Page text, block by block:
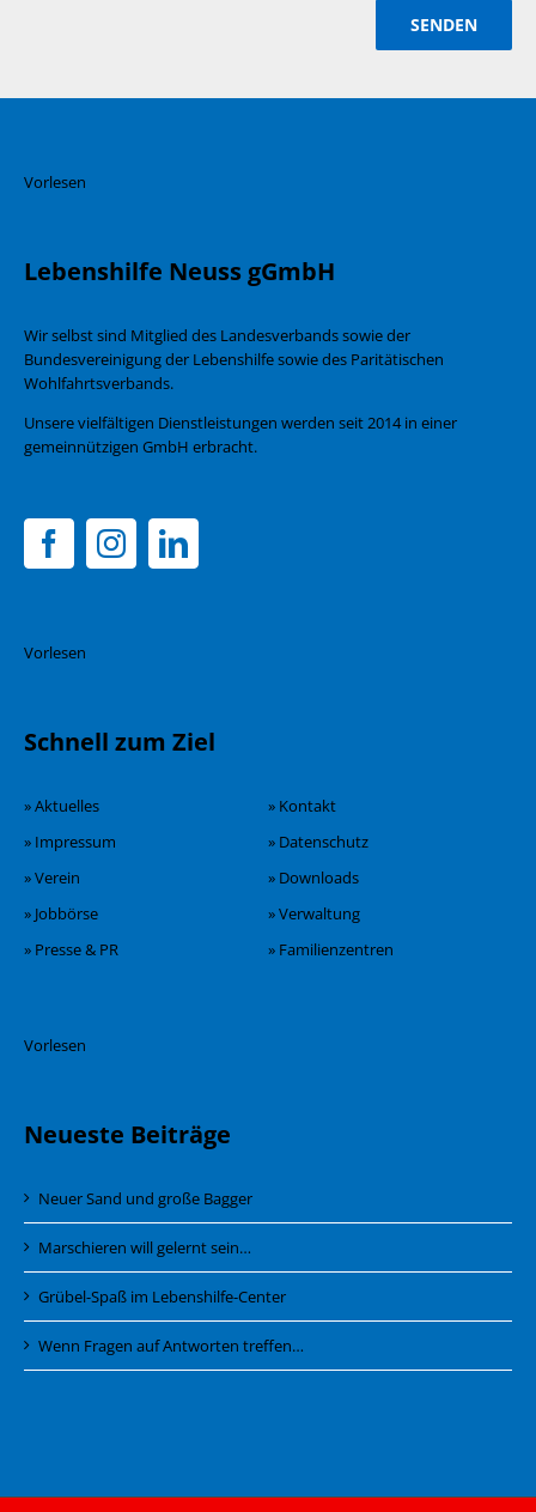
Vorlesen
Lebenshilfe Neuss gGmbH
Wir selbst sind Mitglied des Landesverbands sowie der
Bundesvereinigung der Lebenshilfe sowie des Paritätischen
Wohlfahrtsverbands.
Unsere vielfältigen Dienstleistungen werden seit 2014 in einer
gemeinnützigen GmbH erbracht.
Vorlesen
Schnell zum Ziel
» Aktuelles
» Kontakt
» Impressum
» Datenschutz
» Verein
» Downloads
» Jobbörse
» Verwaltung
» Presse & PR
» Familienzentren
Vorlesen
Neueste Beiträge
Neuer Sand und große Bagger
Marschieren will gelernt sein…
Grübel-Spaß im Lebenshilfe-Center
Wenn Fragen auf Antworten treffen…